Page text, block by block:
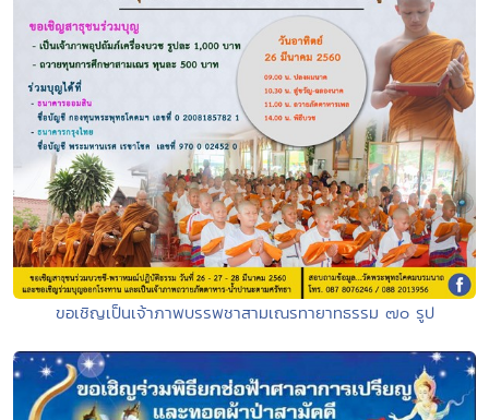
ขอเชิญเป็นเจ้าภาพบรรพชาสามเณรทายาทธรรม ๗๐ รูป